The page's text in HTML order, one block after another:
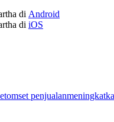
di Android
di iOS
omset penjualan